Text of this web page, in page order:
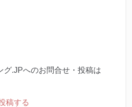
グ.JPへのお問合せ・投稿は
稿する